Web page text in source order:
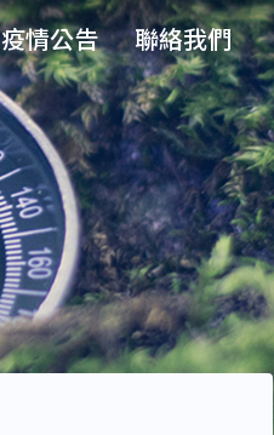
疫情公告 聯絡我們